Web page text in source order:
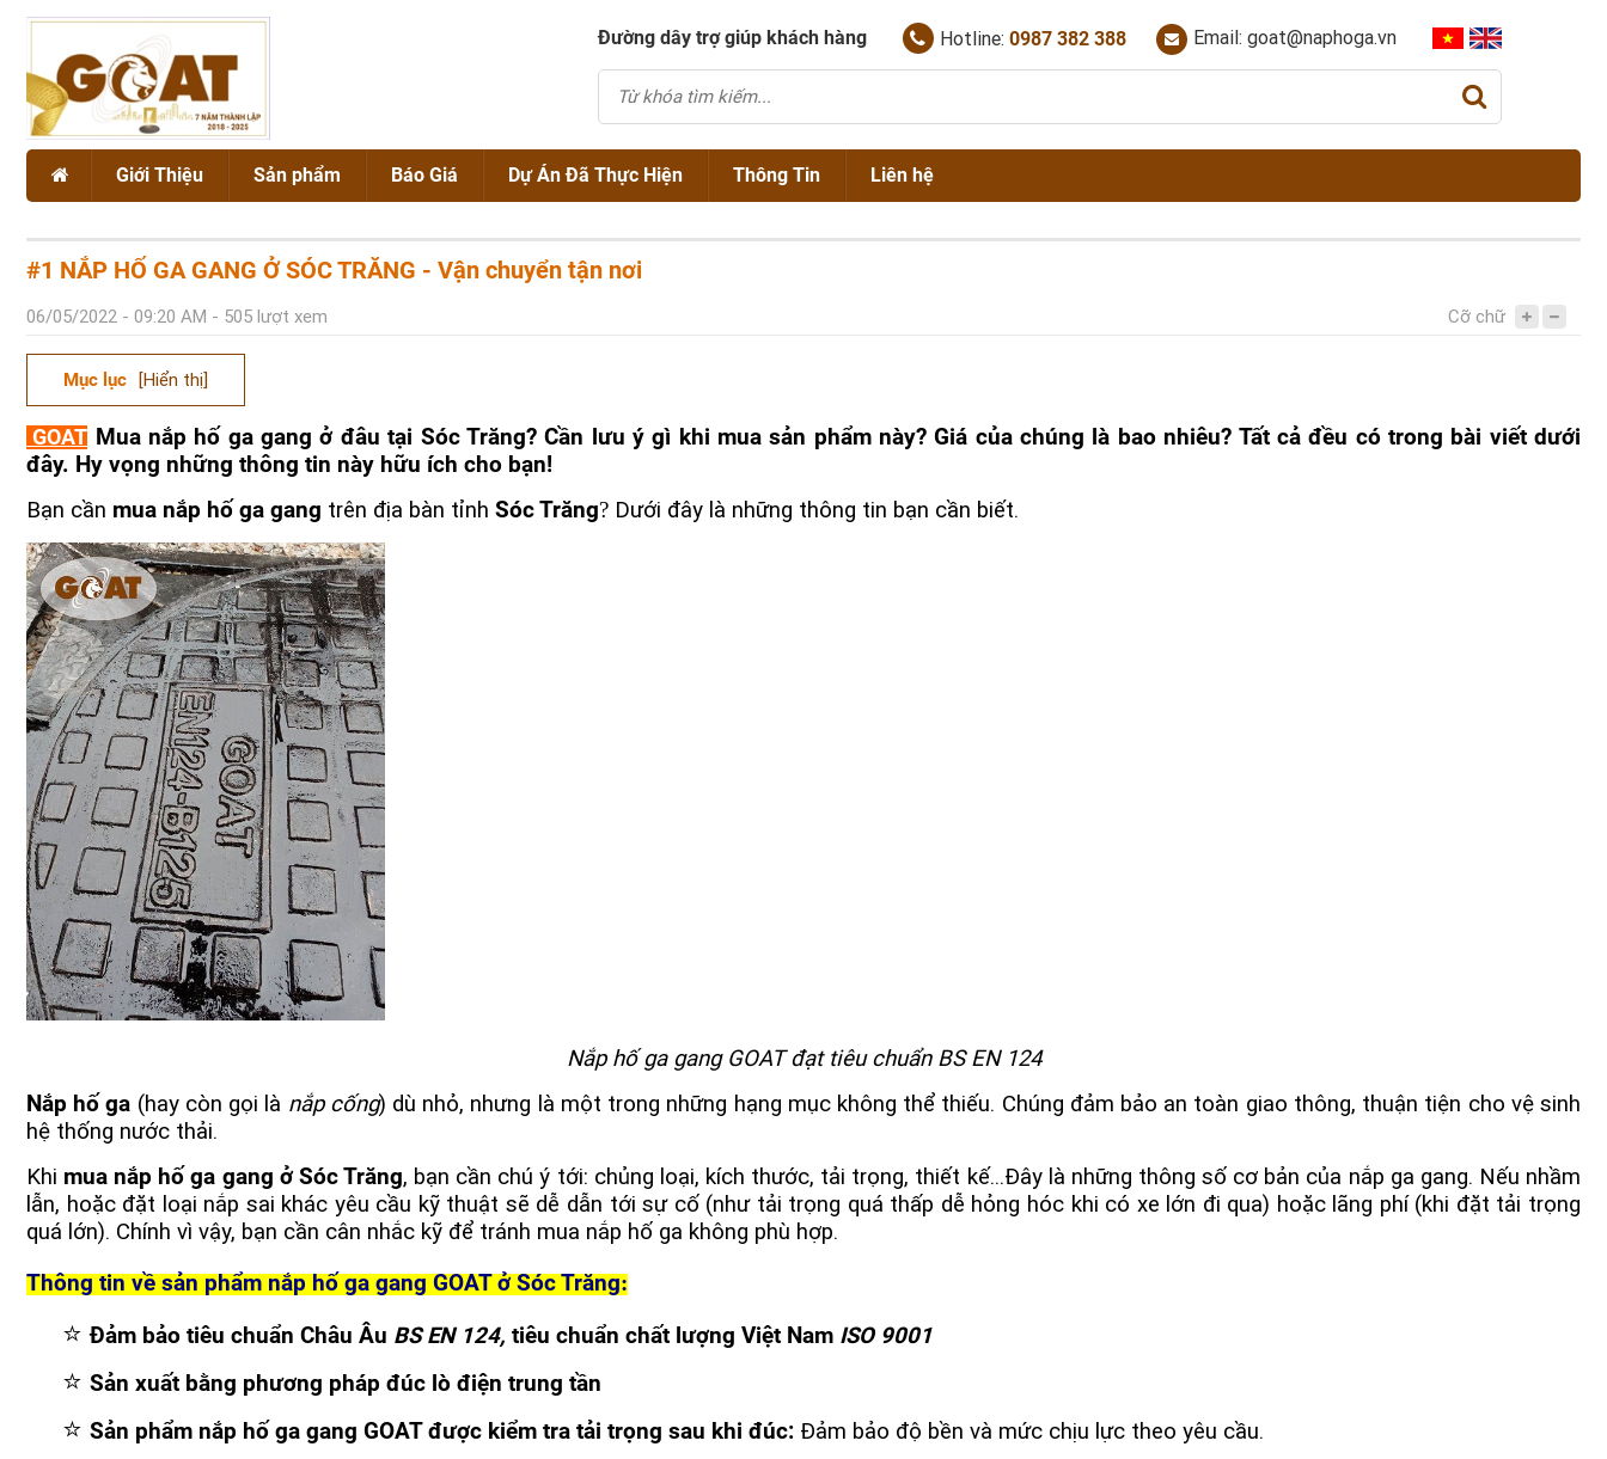
Đường dây trợ giúp khách hàng Hotline: 0987 382 388 Email: goat@naphoga.vn
Giới Thiệu
Giới thiệu chung
Chứng chỉ chất lượng GOAT
Sản phẩm
NẮP HỐ GA
SONG CHẮN RÁC
TẤM SÀN GRATING
NẮP BỂ CÁP
TẤM GHI BẢO VỆ GỐC CÂY
Báo Giá Dự Án Đã Thực Hiện
Dự án
Thông Tin
Chính Sách Bán Hàng
Vật liệu Composite
Liên hệ
#1 NẮP HỐ GA GANG Ở SÓC TRĂNG - Vận chuyển tận nơi
06/05/2022 - 09:20 AM - 505 lượt xem Cỡ chữ
Mục lục [Hiển thị]
GOAT Mua nắp hố ga gang ở đâu tại Sóc Trăng? Cần lưu ý gì khi mua sản phẩm này? Giá của chúng là bao nhiêu? Tất cả đều có trong bài viết dưới
đây. Hy vọng những thông tin này hữu ích cho bạn!
Bạn cần mua nắp hố ga gang trên địa bàn tỉnh Sóc Trăng? Dưới đây là những thông tin bạn cần biết.
Nắp hố ga gang GOAT đạt tiêu chuẩn BS EN 124
Nắp hố ga (hay còn gọi là nắp cống) dù nhỏ, nhưng là một trong những hạng mục không thể thiếu. Chúng đảm bảo an toàn giao thông, thuận tiện cho vệ sinh
hệ thống nước thải.
Khi mua nắp hố ga gang ở Sóc Trăng, bạn cần chú ý tới: chủng loại, kích thước, tải trọng, thiết kế...Đây là những thông số cơ bản của nắp ga gang. Nếu nhầm
lẫn, hoặc đặt loại nắp sai khác yêu cầu kỹ thuật sẽ dễ dẫn tới sự cố (như tải trọng quá thấp dễ hỏng hóc khi có xe lớn đi qua) hoặc lãng phí (khi đặt tải trọng
quá lớn). Chính vì vậy, bạn cần cân nhắc kỹ để tránh mua nắp hố ga không phù hợp.
Thông tin về sản phẩm nắp hố ga gang GOAT ở Sóc Trăng:
⭐Đảm bảo tiêu chuẩn Châu Âu BS EN 124, tiêu chuẩn chất lượng Việt Nam ISO 9001
⭐ Sản xuất bằng phương pháp đúc lò điện trung tần
⭐ Sản phẩm nắp hố ga gang GOAT được kiểm tra tải trọng sau khi đúc: Đảm bảo độ bền và mức chịu lực theo yêu cầu.